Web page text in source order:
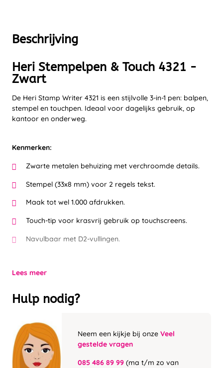
Beschrijving
Heri Stempelpen & Touch 4321 -
Zwart
De Heri Stamp Writer 4321 is een stijlvolle 3-in-1 pen: balpen,
stempel en touchpen. Ideaal voor dagelijks gebruik, op
kantoor en onderweg.
Kenmerken:
Zwarte metalen behuizing met verchroomde details.
Stempel (33x8 mm) voor 2 regels tekst.
Maak tot wel 1.000 afdrukken.
Touch-tip voor krasvrij gebruik op touchscreens.
Navulbaar met D2-vullingen.
Lees meer
Hulp nodig?
Neem een kijkje bij onze Veel
gestelde vragen
085 486 89 99 (ma t/m zo van